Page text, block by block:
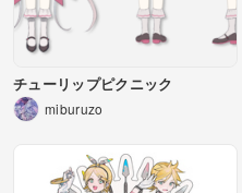
チューリップピクニック
miburuzo